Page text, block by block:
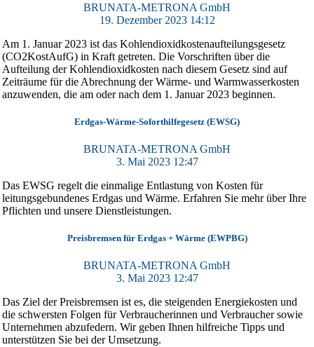
BRUNATA-METRONA GmbH
19. Dezember 2023 14:12
Am 1. Januar 2023 ist das Kohlendioxidkostenaufteilungsgesetz
(CO2KostAufG) in Kraft getreten. Die Vorschriften über die
Aufteilung der Kohlendioxidkosten nach diesem Gesetz sind auf
Zeiträume für die Abrechnung der Wärme- und Warmwasserkosten
anzuwenden, die am oder nach dem 1. Januar 2023 beginnen.
Erdgas-Wärme-Soforthilfegesetz (EWSG)
BRUNATA-METRONA GmbH
3. Mai 2023 12:47
Das EWSG regelt die einmalige Entlastung von Kosten für
leitungsgebundenes Erdgas und Wärme. Erfahren Sie mehr über Ihre
Pflichten und unsere Dienstleistungen.
Preisbremsen für Erdgas + Wärme (EWPBG)
BRUNATA-METRONA GmbH
3. Mai 2023 12:47
Das Ziel der Preisbremsen ist es, die steigenden Energiekosten und
die schwersten Folgen für Verbraucherinnen und Verbraucher sowie
Unternehmen abzufedern. Wir geben Ihnen hilfreiche Tipps und
unterstützen Sie bei der Umsetzung.